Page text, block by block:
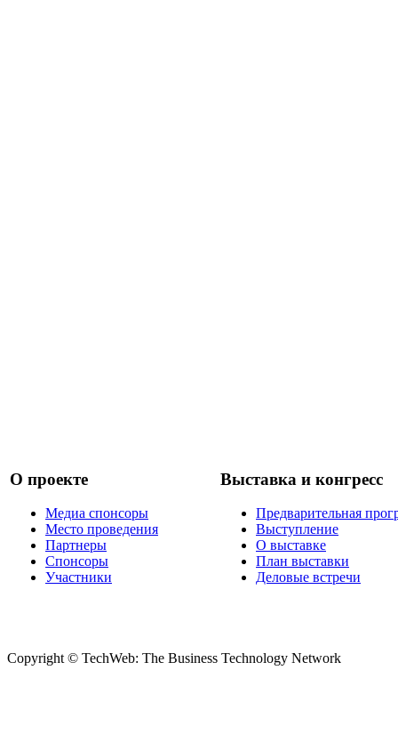
О проекте
Медиа спонсоры
Место проведения
Партнеры
Спонсоры
Участники
Выставка и конгресс
Предварительная
Выступление
О выставке
План выставки
Деловые встречи
Copyright © TechWeb: The Business Technology Network